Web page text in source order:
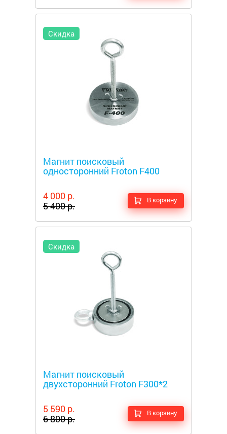
Скидка
Магнит поисковый
односторонний Froton F400
4 000 р.
5 400 р.
В корзину
Скидка
Магнит поисковый
двухсторонний Froton F300*2
5 590 р.
6 800 р.
В корзину